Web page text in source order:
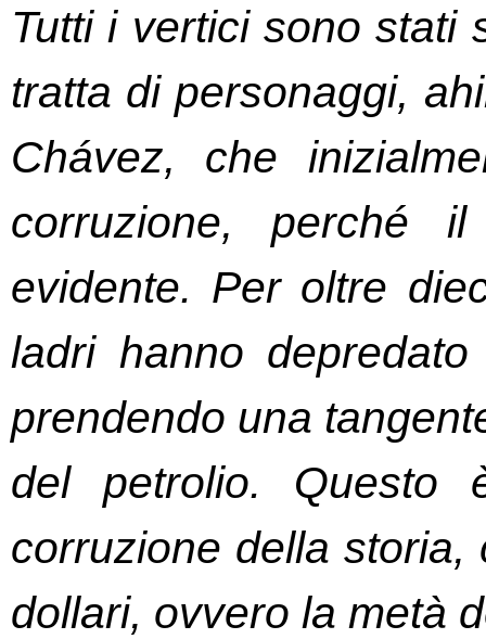
Tutti i vertici sono stati
tratta di personaggi,
Chávez, che
corruzione, perché
evidente. Per oltre
ladri hanno
prendendo una
del petrolio.
corruzione della
dollari, ovvero la metà